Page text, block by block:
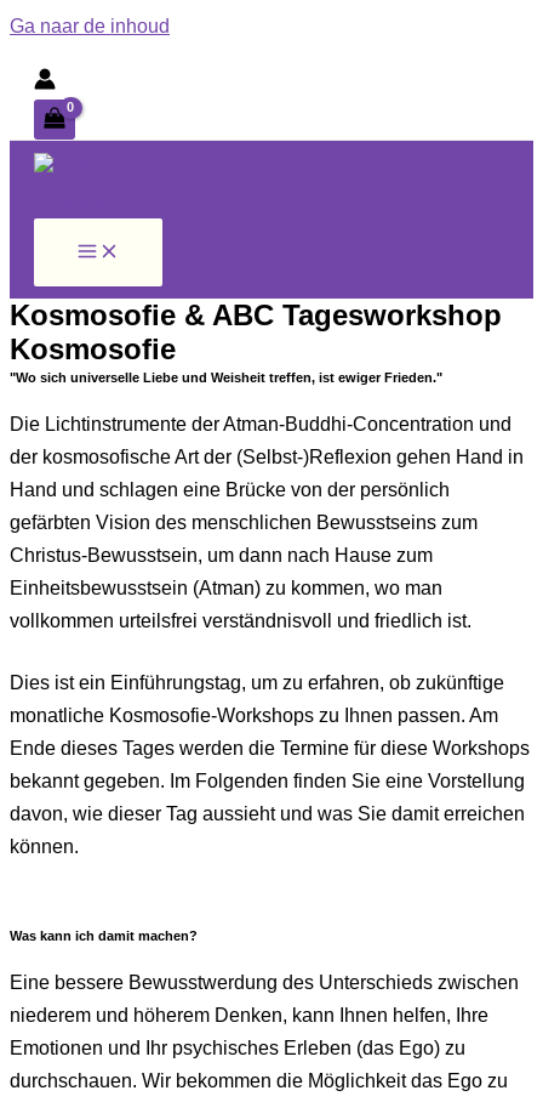
Ga naar de inhoud
Kosmosofie & ABC Tagesworkshop
Kosmosofie
"Wo sich universelle Liebe und Weisheit treffen, ist ewiger Frieden."
Die Lichtinstrumente der Atman-Buddhi-Concentration und
der kosmosofische Art der (Selbst-)Reflexion gehen Hand in
Hand und schlagen eine Brücke von der persönlich
gefärbten Vision des menschlichen Bewusstseins zum
Christus-Bewusstsein, um dann nach Hause zum
Einheitsbewusstsein (Atman) zu kommen, wo man
vollkommen urteilsfrei verständnisvoll und friedlich ist.
Dies ist ein Einführungstag, um zu erfahren, ob zukünftige
monatliche Kosmosofie-Workshops zu Ihnen passen. Am
Ende dieses Tages werden die Termine für diese Workshops
bekannt gegeben. Im Folgenden finden Sie eine Vorstellung
davon, wie dieser Tag aussieht und was Sie damit erreichen
können.
Was kann ich damit machen?
Eine bessere Bewusstwerdung des Unterschieds zwischen
niederem und höherem Denken, kann Ihnen helfen, Ihre
Emotionen und Ihr psychisches Erleben (das Ego) zu
durchschauen. Wir bekommen die Möglichkeit das Ego zu